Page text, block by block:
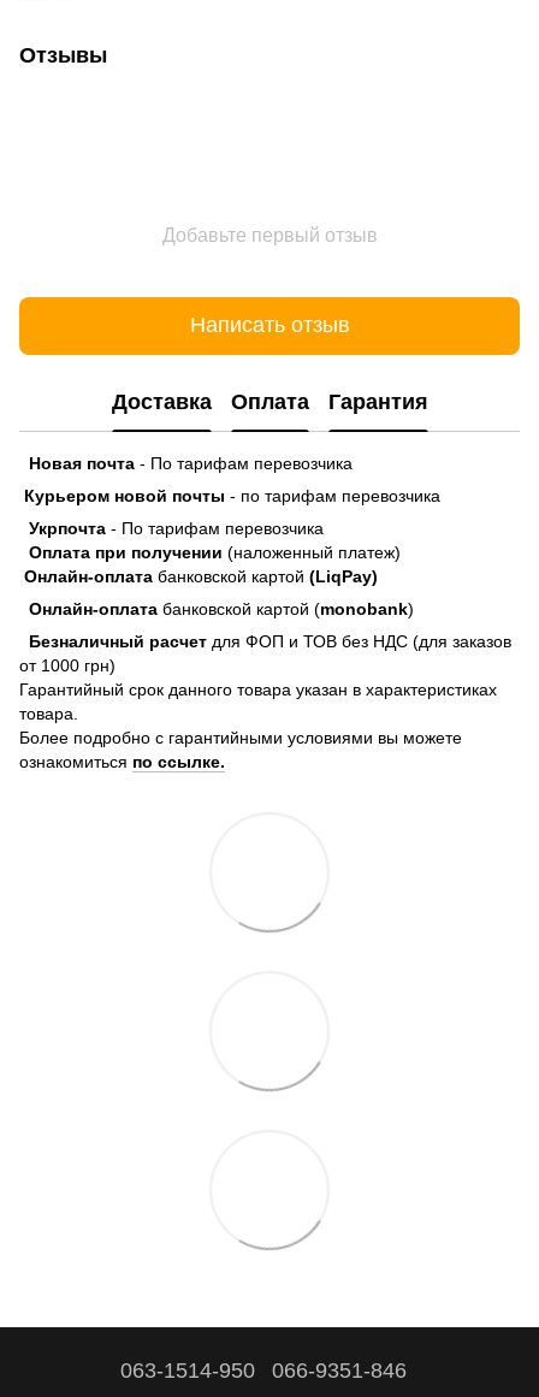
Отзывы
Добавьте первый отзыв
Написать отзыв
Доставка Оплата Гарантия
Новая почта - По тарифам перевозчика
Курьером новой почты - по тарифам перевозчика
Укрпочта - По тарифам перевозчика
Оплата при получении (наложенный платеж)
Онлайн-оплата банковской картой (LiqPay)
Онлайн-оплата банковской картой (monobank)
Безналичный расчет для ФОП и ТОВ без НДС (для заказов
от 1000 грн)
Гарантийный срок данного товара указан в характеристиках
товара.
Более подробно с гарантийными условиями вы можете
ознакомиться по ссылке.
063-1514-950 066-9351-846